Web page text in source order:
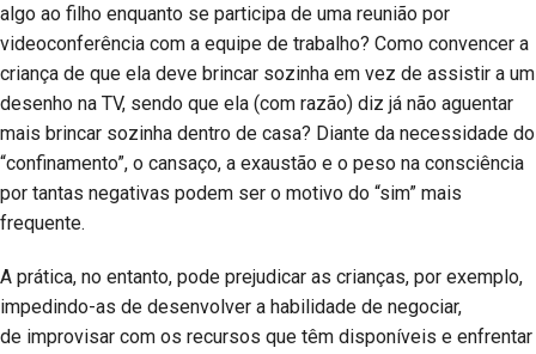
algo ao filho enquanto se participa de uma reunião por
videoconferência com a equipe de trabalho? Como convencer a
criança de que ela deve brincar sozinha em vez de assistir a um
desenho na TV, sendo que ela (com razão) diz já não aguentar
mais brincar sozinha dentro de casa? Diante da necessidade do
“confinamento”, o cansaço, a exaustão e o peso na consciência
por tantas negativas podem ser o motivo do “sim” mais
frequente.
A prática, no entanto, pode prejudicar as crianças, por exemplo,
impedindo-as de desenvolver a habilidade de negociar,
de improvisar com os recursos que têm disponíveis e enfrentar